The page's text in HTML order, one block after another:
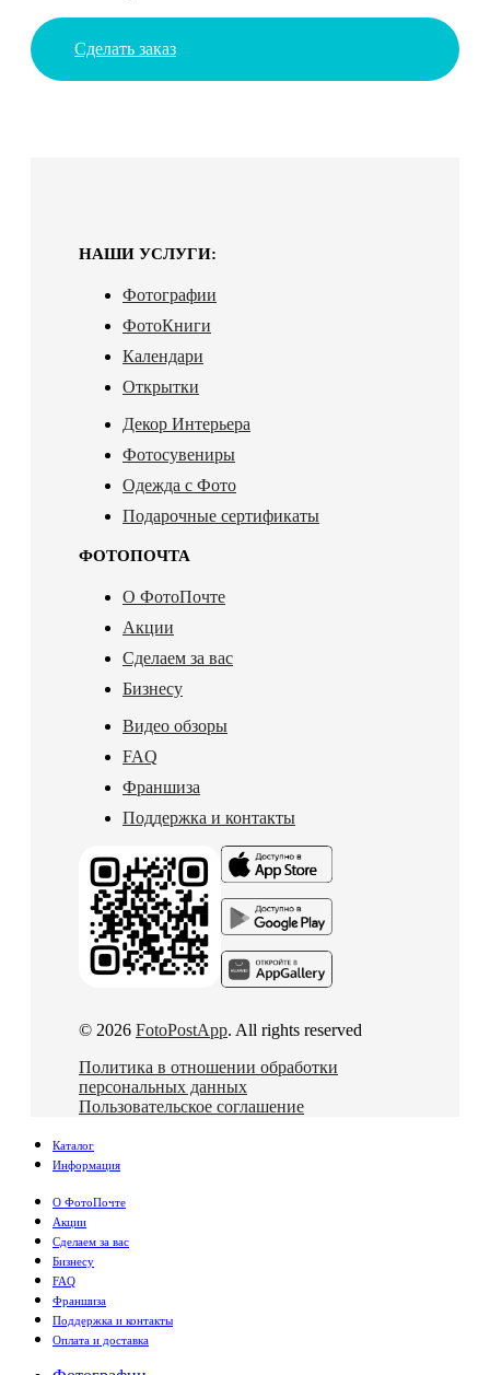
Сделать заказ
НАШИ УСЛУГИ:
Фотографии
ФотоКниги
Календари
Открытки
Декор Интерьера
Фотосувениры
Одежда с Фото
Подарочные сертификаты
ФОТОПОЧТА
О ФотоПочте
Акции
Сделаем за вас
Бизнесу
Видео обзоры
FAQ
Франшиза
Поддержка и контакты
© 2026 FotoPostApp. All rights reserved
Политика в отношении обработки
персональных данных
Пользовательское соглашение
Каталог
Информация
О ФотоПочте
Акции
Сделаем за вас
Бизнесу
FAQ
Франшиза
Поддержка и контакты
Оплата и доставка